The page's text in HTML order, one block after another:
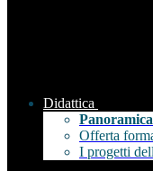
Didattica
Panoramica
Offerta
I progetti